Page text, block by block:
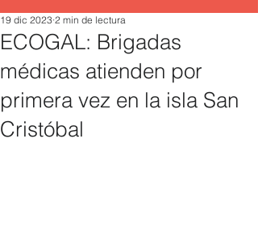
ECOGAL: Brigadas
médicas atienden por
primera vez en la isla San
Cristóbal
19 dic 2023 2 min de lectura